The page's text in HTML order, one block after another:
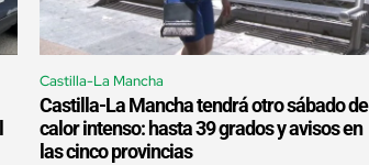
Castilla-La Mancha
Castilla-La Mancha tendrá otro sábado de
calor intenso: hasta 39 grados y avisos en
las cinco provincias